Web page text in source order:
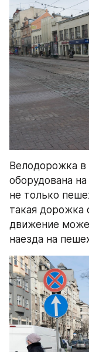
Велодорожка в
оборудована
не только
такая дорожка
движение
наезда на